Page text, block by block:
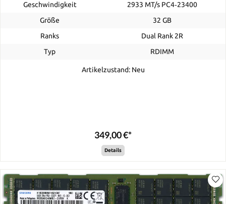
Geschwindigkeit
2933 MT/s PC4‑23400
Größe
32 GB
Ranks
Dual Rank 2R
Typ
RDIMM
Artikelzustand: Neu
349,00 €*
Details